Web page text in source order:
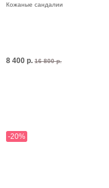
Кожаные сандалии
8 400 р. 16 800 р.
-20%